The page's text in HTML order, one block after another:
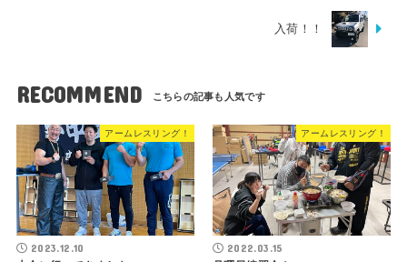
入荷！！
RECOMMEND
アームレスリング！
2023.12.10
アームレスリング！
2022.03.15